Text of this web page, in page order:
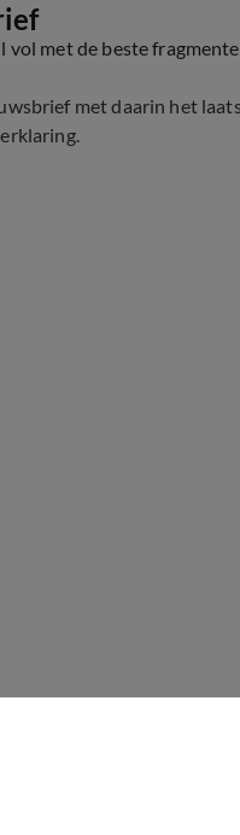
met de beste
met daarin het
.